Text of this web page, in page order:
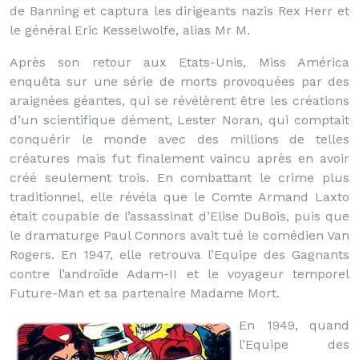
de Banning et captura les dirigeants nazis Rex Herr et
le général Eric Kesselwolfe, alias Mr M.
Après son retour aux Etats-Unis, Miss América
enquêta sur une série de morts provoquées par des
araignées géantes, qui se révélèrent être les créations
d’un scientifique dément, Lester Noran, qui comptait
conquérir le monde avec des millions de telles
créatures mais fut finalement vaincu après en avoir
créé seulement trois. En combattant le crime plus
traditionnel, elle révéla que le Comte Armand Laxto
était coupable de l’assassinat d’Elise DuBois, puis que
le dramaturge Paul Connors avait tué le comédien Van
Rogers. En 1947, elle retrouva l’Equipe des Gagnants
contre l’androïde Adam-II et le voyageur temporel
Future-Man et sa partenaire Madame Mort.
En 1949, quand
l’Equipe des